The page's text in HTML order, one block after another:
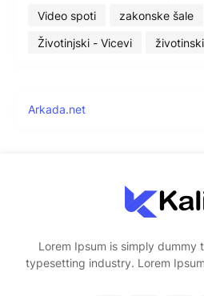
Video spoti
zakonske šale
Životinjski - Vicevi
Arkada.net
Lorem Ipsum is simply
typesetting industry. Lorem